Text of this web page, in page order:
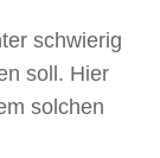
schwierig
soll. Hier
solchen